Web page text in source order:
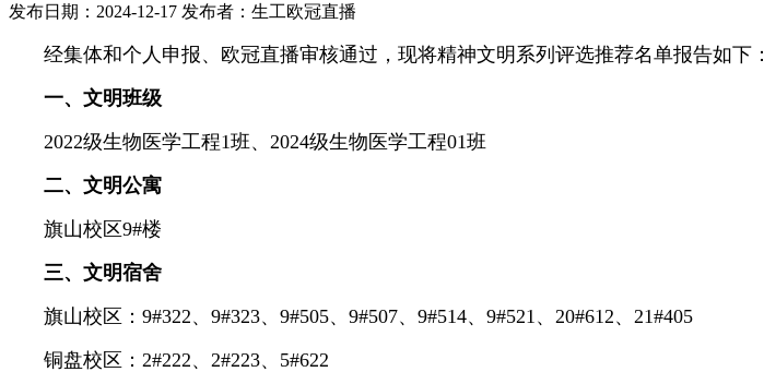
发布日期：2024-12-17 发布者：生工欧冠直播
经集体和个人申报、欧冠直播审核通过，现将精神文明系列评选推荐名单报告如下：
一、文明班级
2022级生物医学工程1班、2024级生物医学工程01班
二、文明公寓
旗山校区9#楼
三、文明宿舍
旗山校区：9#322、9#323、9#505、9#507、9#514、9#521、20#612、21#405
铜盘校区：2#222、2#223、5#622